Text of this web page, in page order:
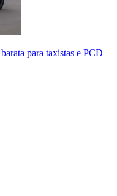
para taxistas e PCD